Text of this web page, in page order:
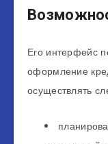
Его интерфейс
оформление
осуществлять